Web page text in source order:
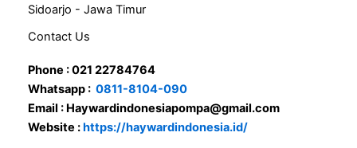
Sidoarjo - Jawa Timur
Contact Us
Phone : 021 22784764
Whatsapp : 0811-8104-090
Email : Haywardindonesiapompa@gmail.com
Website :https://haywardindonesia.id/